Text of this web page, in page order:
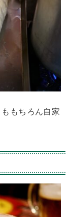
もちろん自家